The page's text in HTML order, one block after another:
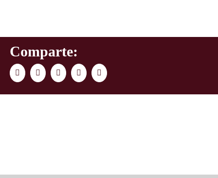
Comparte:
FacebookTwitter LinkedInWhatsAppCorreo
electrónico